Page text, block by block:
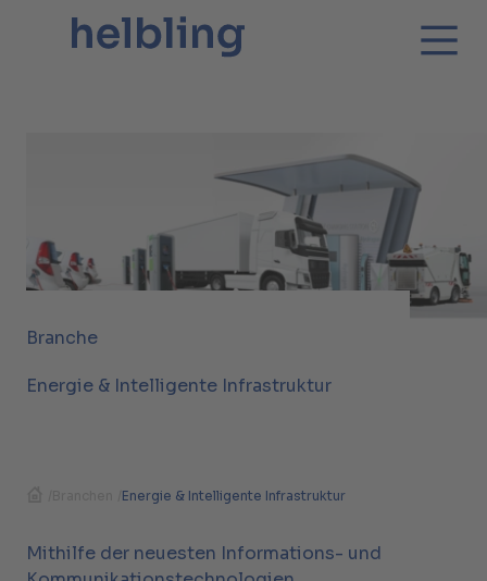
Branche
Energie & Intelligente Infrastruktur
Energie & Intelligente Infrastruktur
Mithilfe der neuesten Informations- und